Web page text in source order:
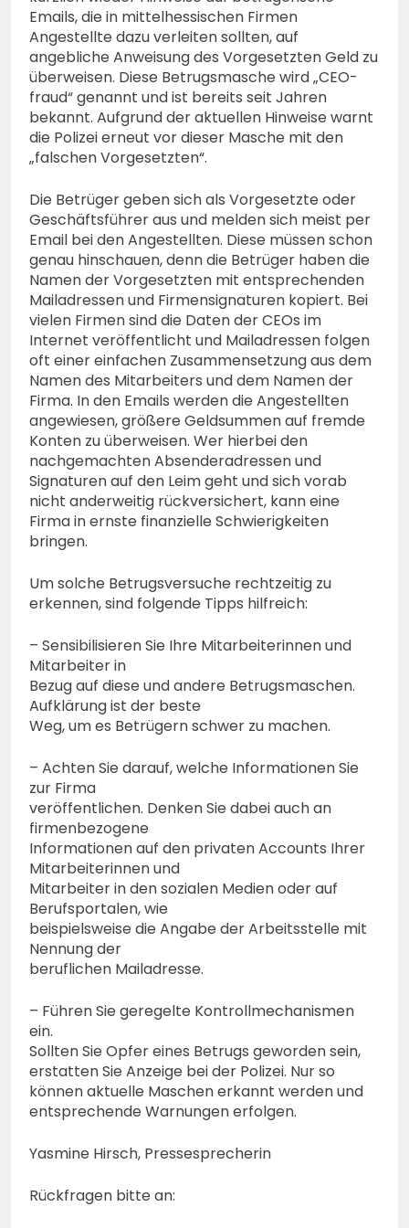
74-jähriger Claus-Peter
H. weiterhin vermisst –
Erneute Veröffentlichung
eines Fotos
6. August 2026
Emails, die in mittelhessischen Firmen
Angestellte dazu verleiten sollten, auf
angebliche Anweisung des Vorgesetzten Geld zu
überweisen. Diese Betrugsmasche wird „CEO-
fraud“ genannt und ist bereits seit Jahren
bekannt. Aufgrund der aktuellen Hinweise warnt
die Polizei erneut vor dieser Masche mit den
„falschen Vorgesetzten“.
Die Betrüger geben sich als Vorgesetzte oder
Geschäftsführer aus und melden sich meist per
Email bei den Angestellten. Diese müssen schon
genau hinschauen, denn die Betrüger haben die
Namen der Vorgesetzten mit entsprechenden
Mailadressen und Firmensignaturen kopiert. Bei
vielen Firmen sind die Daten der CEOs im
Internet veröffentlicht und Mailadressen folgen
oft einer einfachen Zusammensetzung aus dem
Namen des Mitarbeiters und dem Namen der
Firma. In den Emails werden die Angestellten
angewiesen, größere Geldsummen auf fremde
Konten zu überweisen. Wer hierbei den
nachgemachten Absenderadressen und
Signaturen auf den Leim geht und sich vorab
nicht anderweitig rückversichert, kann eine
Firma in ernste finanzielle Schwierigkeiten
bringen.
Um solche Betrugsversuche rechtzeitig zu
erkennen, sind folgende Tipps hilfreich:
– Sensibilisieren Sie Ihre Mitarbeiterinnen und
Mitarbeiter in
Bezug auf diese und andere Betrugsmaschen.
Aufklärung ist der beste
Weg, um es Betrügern schwer zu machen.
– Achten Sie darauf, welche Informationen Sie
zur Firma
veröffentlichen. Denken Sie dabei auch an
firmenbezogene
Informationen auf den privaten Accounts Ihrer
Mitarbeiterinnen und
Mitarbeiter in den sozialen Medien oder auf
Berufsportalen, wie
beispielsweise die Angabe der Arbeitsstelle mit
Nennung der
beruflichen Mailadresse.
– Führen Sie geregelte Kontrollmechanismen
ein.
Sollten Sie Opfer eines Betrugs geworden sein,
erstatten Sie Anzeige bei der Polizei. Nur so
können aktuelle Maschen erkannt werden und
entsprechende Warnungen erfolgen.
Yasmine Hirsch, Pressesprecherin
Rückfragen bitte an: